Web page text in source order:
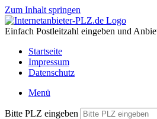
Zum Inhalt springen
Einfach Postleitzahl eingeben und
Startseite
Impressum
Datenschutz
Menü
Bitte PLZ eingeben